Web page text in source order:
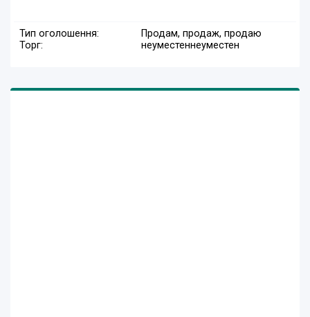
Тип оголошення:
Продам, продаж, продаю
Торг:
неуместеннеуместен